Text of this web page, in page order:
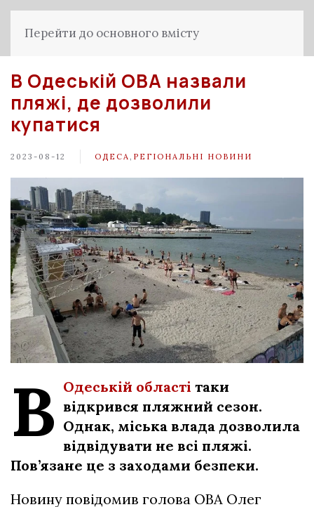
Перейти до основного вмісту
В Одеській ОВА назвали
пляжі, де дозволили
купатися
2023-08-12 ОДЕСА РЕГІОНАЛЬНІ НОВИНИ
В Одеській області таки
відкрився пляжний сезон.
Однак, міська влада дозволила
відвідувати не всі пляжі.
Пов’язане це з заходами безпеки.
Новину повідомив голова ОВА Олег